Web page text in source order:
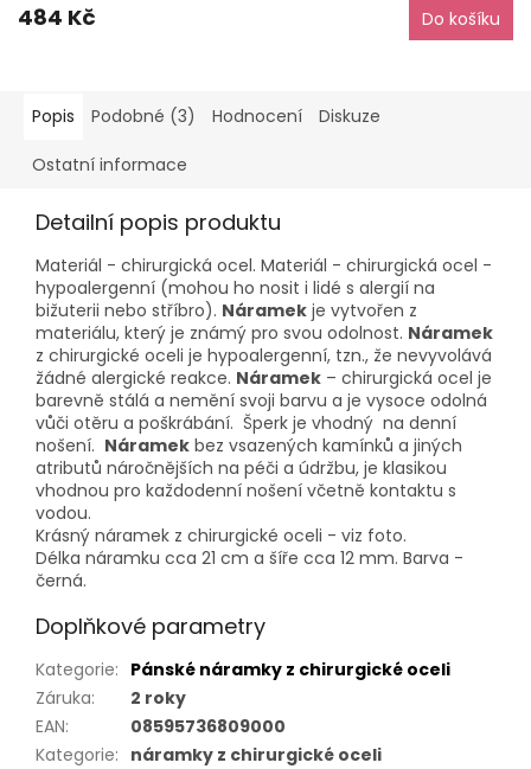
484 Kč Do košíku
Popis Podobné (3) Hodnocení Diskuze
Ostatní informace
Detailní popis produktu
Materiál - chirurgická ocel. Materiál - chirurgická ocel -
hypoalergenní (mohou ho nosit i lidé s alergií na
bižuterii nebo stříbro). Náramek je vytvořen z
materiálu, který je známý pro svou odolnost. Náramek
z chirurgické oceli je hypoalergenní, tzn., že nevyvolává
žádné alergické reakce. Náramek – chirurgická ocel je
barevně stálá a nemění svoji barvu a je vysoce odolná
vůči otěru a poškrábání. Šperk je vhodný na denní
nošení. Náramek bez vsazených kamínků a jiných
atributů náročnějších na péči a údržbu, je klasikou
vhodnou pro každodenní nošení včetně kontaktu s
vodou.
Krásný náramek z chirurgické oceli - viz foto.
Délka náramku cca 21 cm a šíře cca 12 mm. Barva -
černá.
Doplňkové parametry
Kategorie: Pánské náramky z chirurgické oceli
Záruka:
2 roky
EAN:
08595736809000
Kategorie: náramky z chirurgické oceli